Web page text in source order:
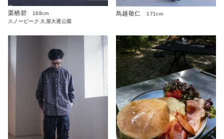
栗栖碧
168cm
スノーピーク 久屋大通公園
鳥越敬仁 171cm